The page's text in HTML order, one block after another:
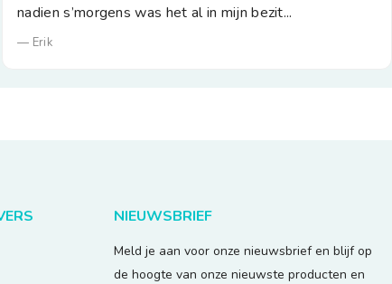
nadien s’morgens was het al in mijn bezit...
— Erik
NIEUWSBRIEF
Meld je aan voor onze nieuwsbrief en blijf op
de hoogte van onze nieuwste producten en